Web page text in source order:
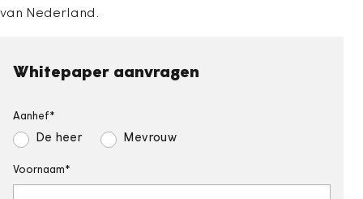
van Nederland.
Whitepaper aanvragen
Aanhef
De heer Mevrouw
Voornaam